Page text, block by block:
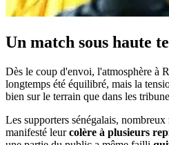
Un match sous haute
Dès le coup d'envoi, l'atmosphère à
longtemps été équilibré, mais la
bien sur le terrain que dans les
Les supporters sénégalais, nombreux
manifesté leurcolère à plusieurs